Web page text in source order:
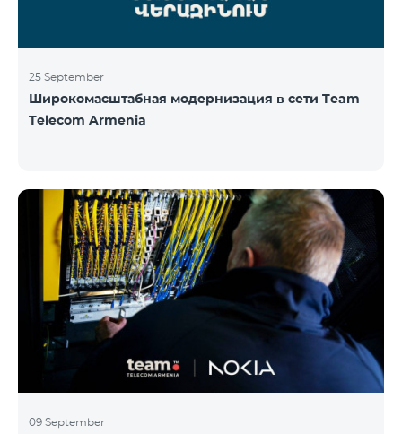
25 September
Широкомасштабная модернизация в сети Team
Telecom Armenia
09 September